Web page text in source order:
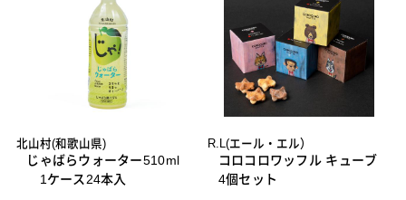
北山村(和歌山県)
じゃばらウォーター510ml
1ケース24本入
R.L(エール・エル）
コロコロワッフル キューブ
4個セット